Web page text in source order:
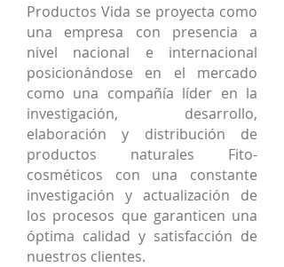
Productos Vida se proyecta como
una empresa con presencia a
nivel nacional e internacional
posicionándose en el mercado
como una compañía líder en la
investigación, desarrollo,
elaboración y distribución de
productos naturales Fito-
cosméticos con una constante
investigación y actualización de
los procesos que garanticen una
óptima calidad y satisfacción de
nuestros clientes.